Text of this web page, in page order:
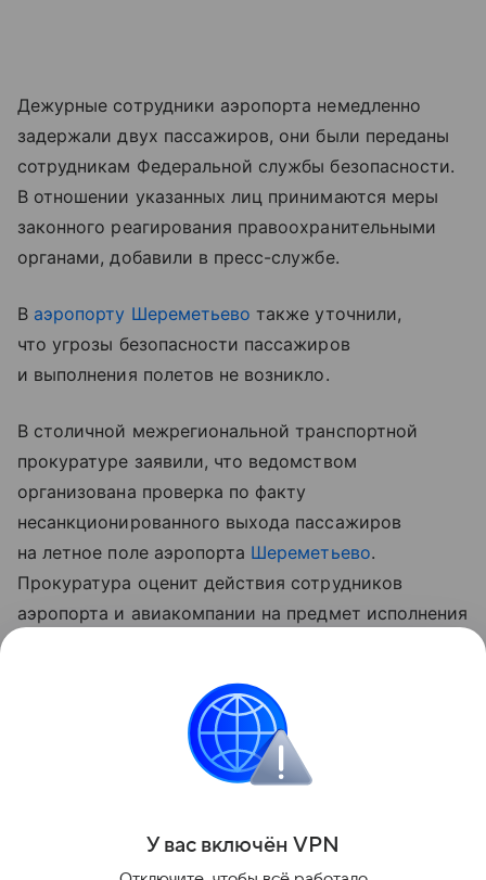
Дежурные сотрудники аэропорта немедленно
задержали двух пассажиров, они были переданы
сотрудникам Федеральной службы безопасности.
В отношении указанных лиц принимаются меры
законного реагирования правоохранительными
органами, добавили в пресс-службе.
В аэропорту Шереметьево также уточнили,
что угрозы безопасности пассажиров
и выполнения полетов не возникло.
В столичной межрегиональной транспортной
прокуратуре заявили, что ведомством
организована проверка по факту
несанкционированного выхода пассажиров
на летное поле аэропорта Шереметьево.
Прокуратура оценит действия сотрудников
аэропорта и авиакомпании на предмет исполнения
доступа посторонних лиц на летное поле.
Поделиться
У вас включён VPN